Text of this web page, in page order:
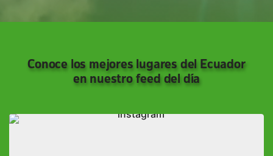
Conoce los mejores lugares del Ecuador
en nuestro feed del día